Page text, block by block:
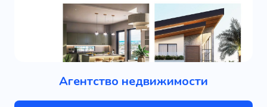
Агентство недвижимости